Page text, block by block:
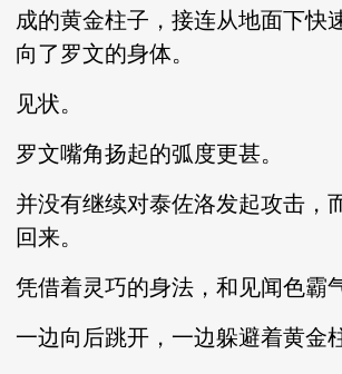
成的黄金柱子，接连从地面下快
向了罗文的身体。
见状。
罗文嘴角扬起的弧度更甚。
并没有继续对泰佐洛发起攻击，
回来。
凭借着灵巧的身法，和见闻色霸
一边向后跳开，一边躲避着黄金